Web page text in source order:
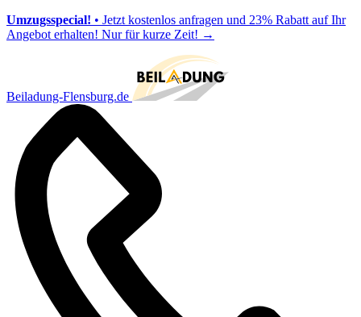
Umzugsspecial! • Jetzt kostenlos anfragen und 23% Rabatt auf Ihr
Angebot erhalten! Nur für kurze Zeit! →
Beiladung-Flensburg.de